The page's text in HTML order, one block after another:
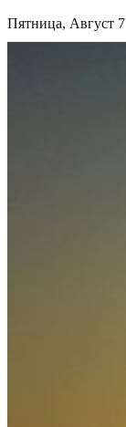
Пятница, Август 7